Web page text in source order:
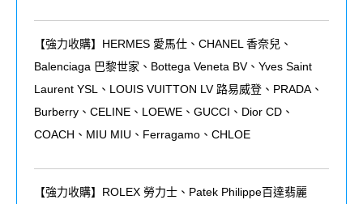
【強力收購】HERMES 愛馬仕、CHANEL 香奈兒、
Balenciaga 巴黎世家、Bottega Veneta BV、Yves Saint
Laurent YSL、LOUIS VUITTON LV 路易威登、PRADA、
Burberry、CELINE、LOEWE、GUCCI、Dior CD、
COACH、MIU MIU、Ferragamo、CHLOE
【強力收購】ROLEX 勞力士、 Patek Philippe百達翡麗